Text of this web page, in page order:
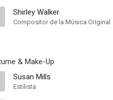
Shirley Walker
Compositor de la Música Original
& Make-Up
Susan Mills
Estilista